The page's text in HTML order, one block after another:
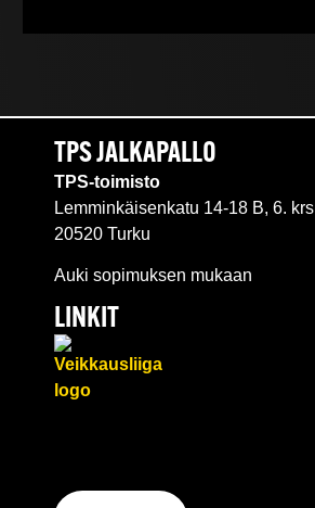
TPS JALKAPALLO
TPS-toimisto
Lemminkäisenkatu 14-18 B, 6. krs
20520 Turku
Auki sopimuksen mukaan
LINKIT